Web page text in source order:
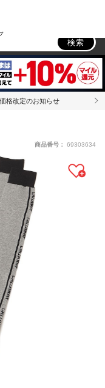
検索
格改定のお知らせ
商品番号： 69303634